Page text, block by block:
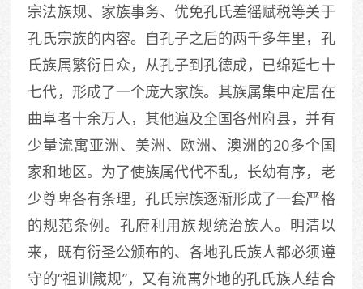
宗法族规、家族事务、优免孔氏差徭赋税等关于
孔氏宗族的内容。自孔子之后的两千多年里，孔
氏族属繁衍日众，从孔子到孔德成，已绵延七十
七代，形成了一个庞大家族。其族属集中定居在
曲阜者十余万人，其他遍及全国各州府县，并有
少量流寓亚洲、美洲、欧洲、澳洲的20多个国
家和地区。为了使族属代代不乱，长幼有序，老
少尊卑各有条理，孔氏宗族逐渐形成了一套严格
的规范条例。孔府利用族规统治族人。明清以
来，既有衍圣公颁布的、各地孔氏族人都必须遵
守的“祖训箴规”，又有流寓外地的孔氏族人结合